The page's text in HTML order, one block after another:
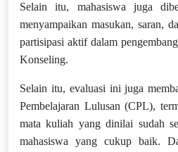
Selain itu, mahasiswa juga
menyampaikan masukan, saran,
partisipasi aktif dalam
Konseling.
Selain itu, evaluasi ini juga
Pembelajaran Lulusan (CPL),
mata kuliah yang dinilai sudah
mahasiswa yang cukup baik.